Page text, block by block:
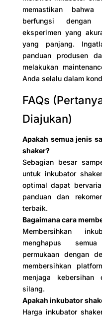
memastikan
berfungsi dengan
eksperimen yang
yang panjang.
panduan produsen
melakukan
Anda selalu dalam
FAQs
Diajukan)
Apakah semua jenis
shaker?
Sebagian besar
untuk inkubator
optimal dapat
panduan dan
terbaik.
Bagaimana cara
Membersihkan
menghapus
permukaan dengan
membersihkan
menjaga kebersihan
silang.
Apakah inkubator
Harga inkubator